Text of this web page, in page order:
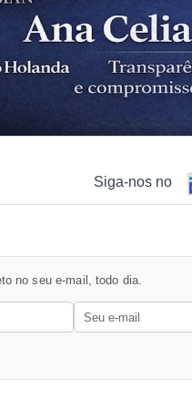
Siga-nos no
no seu e-mail, todo dia.